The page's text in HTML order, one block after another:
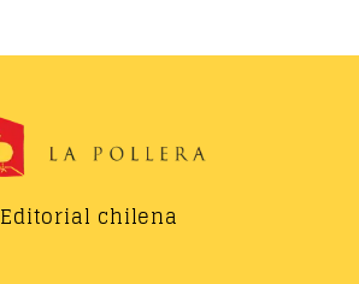
Editorial chilena